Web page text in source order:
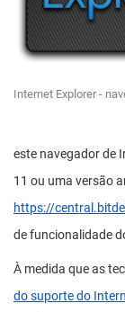
Internet Explorer -
este navegador de
11 ou uma versão
https://
de funcionalidade
À medida que as
do suporte do